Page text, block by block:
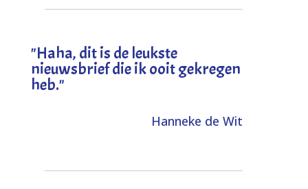
"Haha, dit is de leukste
nieuwsbrief die ik ooit gekregen
heb."
Hanneke de Wit